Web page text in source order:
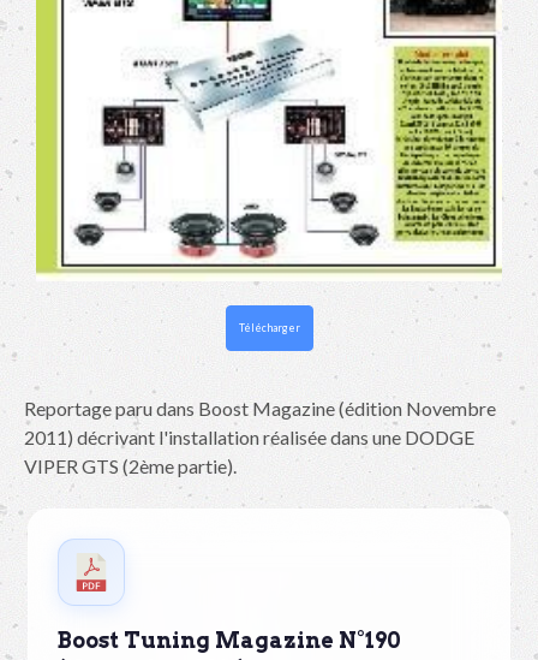
Télécharger
Reportage paru dans Boost Magazine (édition Novembre
2011) décrivant l'installation réalisée dans une DODGE
VIPER GTS (2ème partie).
Boost Tuning Magazine N°190